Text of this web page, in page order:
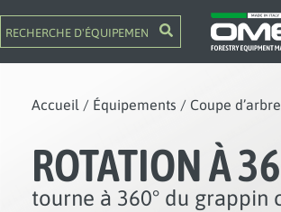
Accueil / Équipements / Coupe
ROTATION À
tourne à 360° du grappin